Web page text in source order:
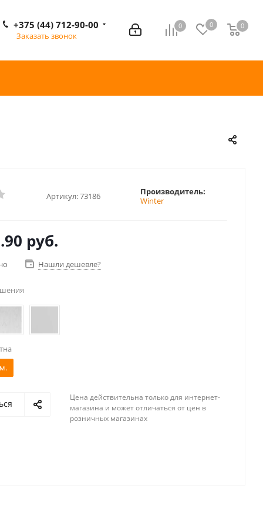
0 0 0
0
+375 (44) 712-90-00
Заказать звонок
Артикул:73186
Производитель:
Winter
руб.
Нашли дешевле?
Цена действительна только для интернет-
магазина и может отличаться от цен в
розничных магазинах